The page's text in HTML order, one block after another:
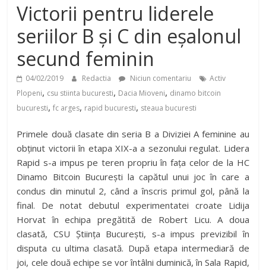
Victorii pentru liderele
seriilor B și C din eșalonul
secund feminin
04/02/2019 Redactia Niciun comentariu
Activ
Plopeni, csu stiinta bucuresti, Dacia Mioveni, dinamo bitcoin
bucuresti,fc arges, rapid bucuresti, steaua bucuresti
Primele două clasate din seria B a Diviziei A feminine au
obținut victorii în etapa XIX-a a sezonului regulat. Lidera
Rapid s-a impus pe teren propriu în fața celor de la HC
Dinamo Bitcoin București la capătul unui joc în care a
condus din minutul 2, când a înscris primul gol, până la
final. De notat debutul experimentatei croate Lidija
Horvat în echipa pregătită de Robert Licu. A doua
clasată, CSU Știința București, s-a impus previzibil în
disputa cu ultima clasată. După etapa intermediară de
joi, cele două echipe se vor întâlni duminică, în Sala Rapid,